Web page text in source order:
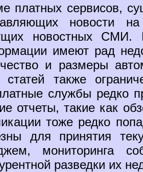
платных сервисов,
новости
новостных СМИ.
имеют рад
и размеры
статей также
службы редко
отчеты, такие как
тоже редко
для принятия
мониторинга
разведки их